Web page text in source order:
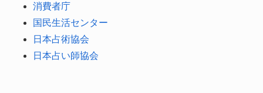
消費者庁
国民生活センター
日本占術協会
日本占い師協会